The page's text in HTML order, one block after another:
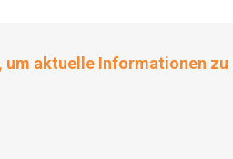
aktuelle Informationen zu